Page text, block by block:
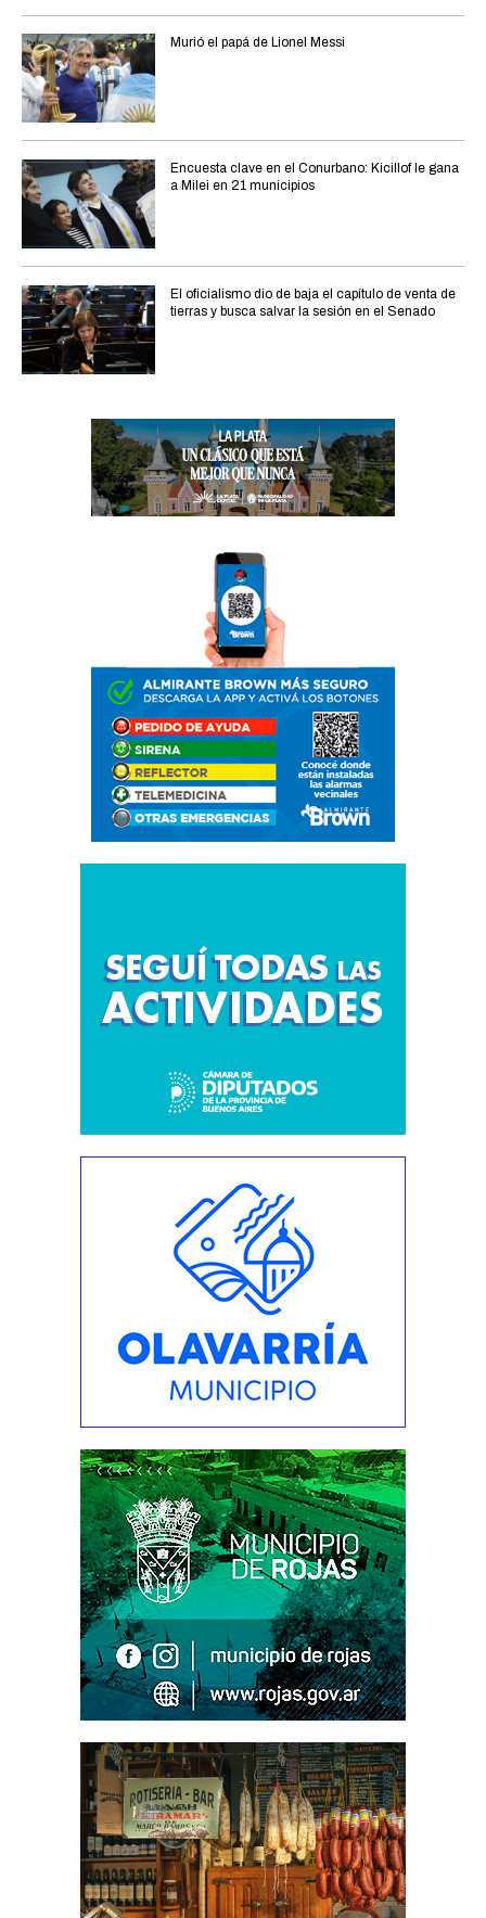
Murió el papá de Lionel Messi
Encuesta clave en el Conurbano: Kicillof le gana
a Milei en 21 municipios
El oficialismo dio de baja el capítulo de venta de
tierras y busca salvar la sesión en el Senado